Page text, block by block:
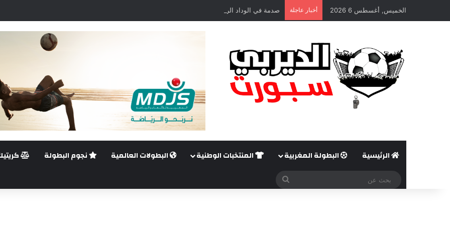
الخميس, أغسطس 6 2026 أخبار عاجلة صدمة في الوداد الرياضي.. غيليرمي فيريرا يقترب من الجراحة بعد قطع في الرباط الصليبي
الرئيسية البطولة المغربية المنتخبات الوطنية البطولات العالمية نجوم البطولة